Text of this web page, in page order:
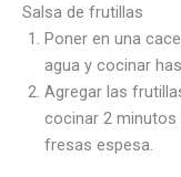
Salsa de frutillas
Poner en una
agua y cocinar
Agregar las
cocinar 2 minutos
fresas espesa.